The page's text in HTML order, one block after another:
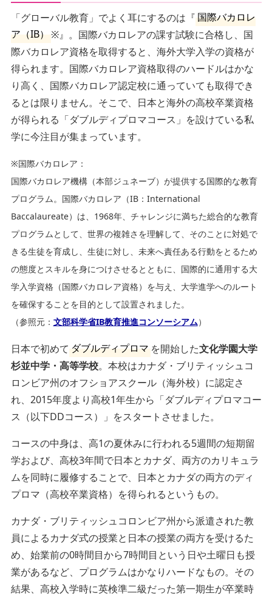
「グローバル教育」でよく耳にするのは『国際バカロレ
ア（IB）※』。国際バカロレアの課す試験に合格し、国
際バカロレア資格を取得すると、海外大学入学の資格が
得られます。国際バカロレア資格取得のハードルはかな
り高く、国際バカロレア認定校に通っていても取得でき
るとは限りません。そこで、日本と海外の高校卒業資格
が得られる「ダブルディプロマコース」を設けている私
学に今注目が集まっています。
※国際バカロレア：
国際バカロレア機構（本部ジュネーブ）が提供する国際的な教育
プログラム。国際バカロレア（IB：International
Baccalaureate）は、1968年、チャレンジに満ちた総合的な教育
プログラムとして、世界の複雑さを理解して、そのことに対処で
きる生徒を育成し、生徒に対し、未来へ責任ある行動をとるため
の態度とスキルを身につけさせるとともに、国際的に通用する大
学入学資格（国際バカロレア資格）を与え、大学進学へのルート
を確保することを目的として設置されました。
（参照元： 文部科学省IB教育推進コンソーシアム）
日本で初めて ダブルディプロマを開始した文化学園大学
杉並中学・高等学校。本校はカナダ・ブリティッシュコ
ロンビア州のオフショアスクール（海外校）に認定さ
れ、2015年度より高校1年生から「ダブルディプロマコー
ス（以下DDコース）」をスタートさせました。
コースの中身は、高1の夏休みに行われる5週間の短期留
学および、高校3年間で日本とカナダ、両方のカリキュラ
ムを同時に履修することで、日本とカナダの両方のディ
プロマ（高校卒業資格）を得られるというもの。
カナダ・ブリティッシュコロンビア州から派遣された教
員によるカナダ式の授業と日本の授業の両方を受けるた
め、始業前の0時間目から7時間目という日や土曜日も授
業があるなど、プログラムはかなりハードなもの。その
結果、高校入学時に英検準二級だった第一期生が卒業時